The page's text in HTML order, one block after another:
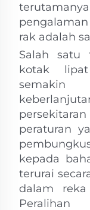
rak adalah
Salah satu
kotak
peraturan
kepada
terurai
dalam